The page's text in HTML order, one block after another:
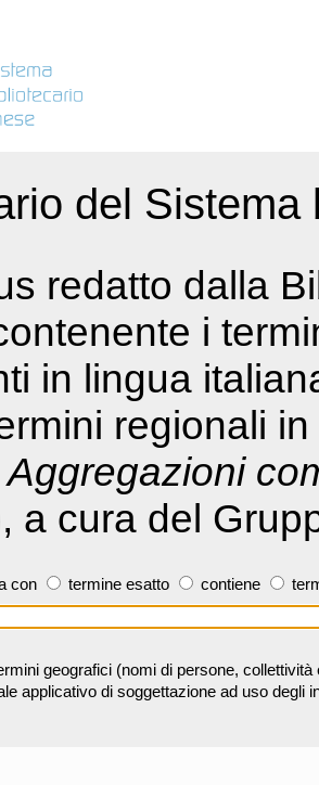
del
redatto dalla
i
in lingua
regionali
Aggregazioni
a cura del
con termine esatto contiene
geografici (nomi di persone,
applicativo di soggettazione ad uso degli